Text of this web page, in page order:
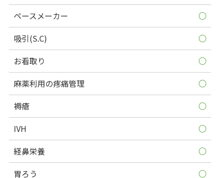
ペースメーカー
○
吸引(S.C)
○
お看取り
○
麻薬利用の疼痛管理
○
褥瘡
○
IVH
○
経鼻栄養
○
胃ろう
○